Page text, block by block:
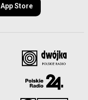
App Store